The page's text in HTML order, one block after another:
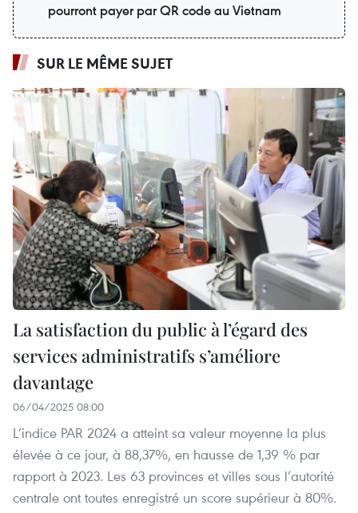
pourront payer par QR code au Vietnam
SUR LE MÊME SUJET
La satisfaction du public à l’égard des
services administratifs s’améliore
davantage
06/04/2025 08:00
L’indice PAR 2024 a atteint sa valeur moyenne la plus
élevée à ce jour, à 88,37%, en hausse de 1,39 % par
rapport à 2023. Les 63 provinces et villes sous l’autorité
centrale ont toutes enregistré un score supérieur à 80%.